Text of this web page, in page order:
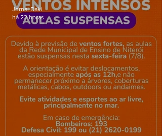
Jornal Daki
há 22 horas